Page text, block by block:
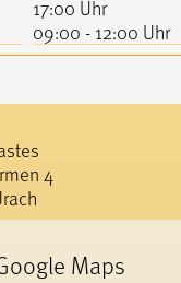
17:00 Uhr
09:00 - 12:00 Uhr
4
Maps